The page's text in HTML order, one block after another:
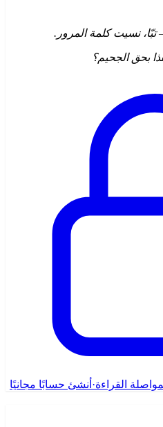
تبّا، نسيت كلمة المرور.
بحق الجحيم؟
القراءة· أنشئ حسابًا مجانيًا